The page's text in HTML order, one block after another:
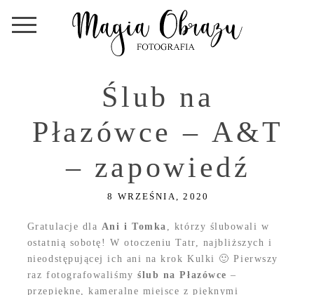
Ślub na
Płazówce – A&T
– zapowiedź
8 WRZEŚNIA, 2020
Gratulacje dla Ani i Tomka
, którzy ślubowali w
ostatnią sobotę! W otoczeniu Tatr, najbliższych i
nieodstępującej ich ani na krok Kulki 🙂 Pierwszy
raz fotografowaliśmyślub na Płazówce –
przepiękne, kameralne miejsce z pięknymi